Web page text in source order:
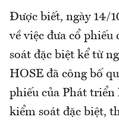
Được biết, ngày 14/
về việc đưa cổ
soát đặc biệt kể từ
HOSE đã công bố
phiếu của Phát
kiểm soát đặc biệt,